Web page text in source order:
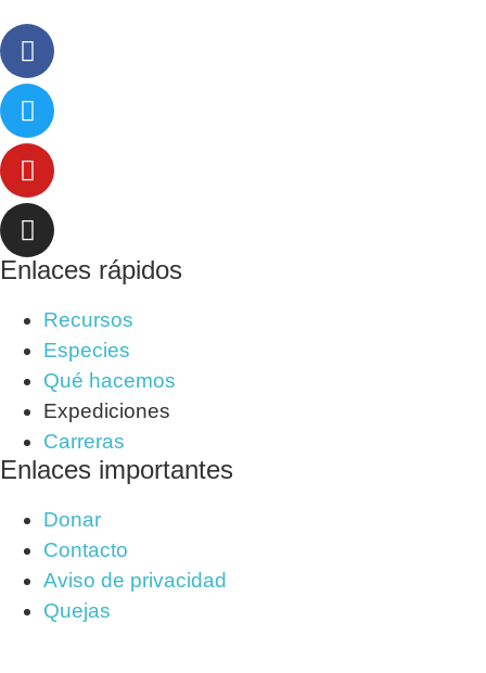
Enlaces rápidos
Recursos
Especies
Qué hacemos
Expediciones
Carreras
Enlaces importantes
Donar
Contacto
Aviso de privacidad
Quejas